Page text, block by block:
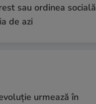
sau ordinea socială
de azi
urmează în